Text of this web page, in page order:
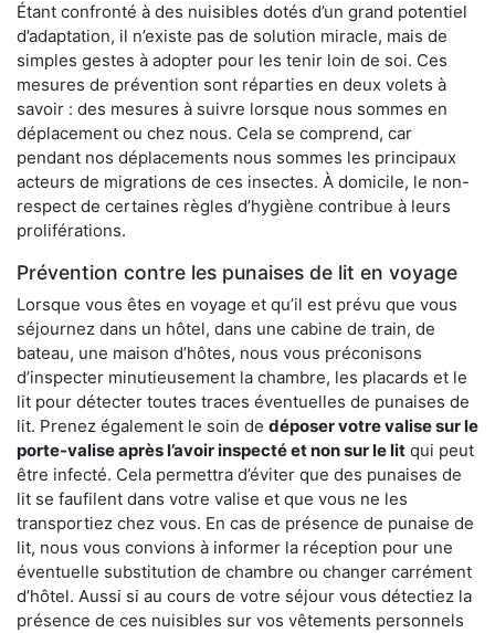
Étant confronté à des nuisibles dotés d’un grand potentiel
d’adaptation, il n’existe pas de solution miracle, mais de
simples gestes à adopter pour les tenir loin de soi. Ces
mesures de prévention sont réparties en deux volets à
savoir : des mesures à suivre lorsque nous sommes en
déplacement ou chez nous. Cela se comprend, car
pendant nos déplacements nous sommes les principaux
acteurs de migrations de ces insectes. À domicile, le non-
respect de certaines règles d’hygiène contribue à leurs
proliférations.
Prévention contre les punaises de lit en voyage
Lorsque vous êtes en voyage et qu’il est prévu que vous
séjournez dans un hôtel, dans une cabine de train, de
bateau, une maison d’hôtes, nous vous préconisons
d’inspecter minutieusement la chambre, les placards et le
lit pour détecter toutes traces éventuelles de punaises de
lit. Prenez également le soin de déposer votre valise sur le
porte-valise après l’avoir inspecté et non sur le lit qui peut
être infecté. Cela permettra d’éviter que des punaises de
lit se faufilent dans votre valise et que vous ne les
transportiez chez vous. En cas de présence de punaise de
lit, nous vous convions à informer la réception pour une
éventuelle substitution de chambre ou changer carrément
d’hôtel. Aussi si au cours de votre séjour vous détectiez la
présence de ces nuisibles sur vos vêtements personnels